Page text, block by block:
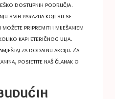
dostupnih područja.
svih parazita koji su se
pripremiti i miješanjem
kapi eteričnog ulja.
za dodatnu akciju. Za
posjetite naš članak o